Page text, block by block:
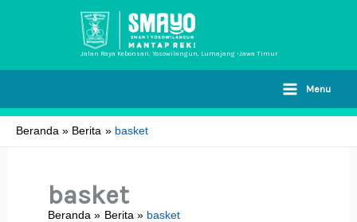
Jalan Raya Kebonsari, Yosowilangun, Lumajang -Jawa Timur
Menu
Beranda Berita basket
basket
Beranda Berita basket